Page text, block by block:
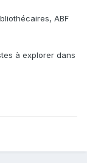
ABF
à explorer dans